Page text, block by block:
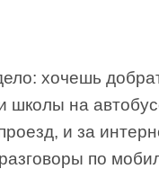
хочешь
школы на
и за
по